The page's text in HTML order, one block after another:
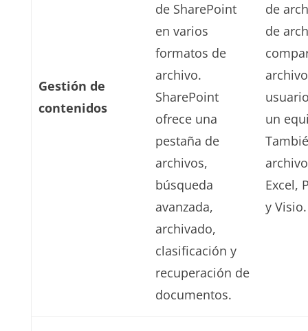
Gestión de
contenidos
de SharePoint
en varios
formatos de
archivo.
SharePoint
ofrece una
pestaña de
archivos,
búsqueda
avanzada,
archivado,
clasificación y
recuperación de
documentos.
de
de
un
Excel,
y Visio.